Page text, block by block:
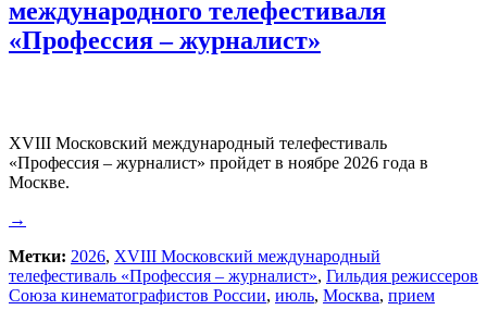
международного телефестиваля
«Профессия – журналист»
XVIII Московский международный телефестиваль
«Профессия – журналист» пройдет в ноябре 2026 года в
Москве.
→
Метки: 2026, XVIII Московский международный
телефестиваль «Профессия – журналист», Гильдия режиссеров
Союза кинематографистов России, июль, Москва, прием